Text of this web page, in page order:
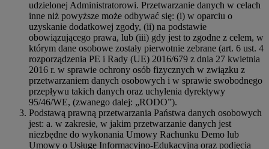
udzielonej Administratorowi. Przetwarzanie danych w celach
inne niż powyższe może odbywać się: (i) w oparciu o
uzyskanie dodatkowej zgody, (ii) na podstawie
obowiązującego prawa, lub (iii) gdy jest to zgodne z celem, w
którym dane osobowe zostały pierwotnie zebrane (art. 6 ust. 4
rozporządzenia PE i Rady (UE) 2016/679 z dnia 27 kwietnia
2016 r. w sprawie ochrony osób fizycznych w związku z
przetwarzaniem danych osobowych i w sprawie swobodnego
przepływu takich danych oraz uchylenia dyrektywy
95/46/WE, (zwanego dalej: „RODO”).
Podstawą prawną przetwarzania Państwa danych osobowych
jest: a. w zakresie, w jakim przetwarzanie danych jest
niezbędne do wykonania Umowy Rachunku Demo lub
Umowy o Usługę Informacyjno-Edukacyjną oraz podjęcia